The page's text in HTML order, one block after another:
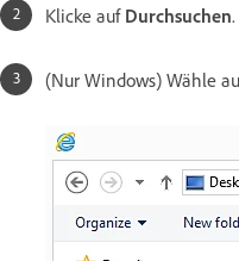
Klicke auf Durchsuchen.
(Nur Windows) Wähle